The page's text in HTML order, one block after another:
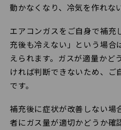
動かなくなり、冷気を作れな
エアコンガスをご自身で補充
充後も冷えない」という場合
えられます。ガスが適量かど
ければ判断できないため、ご
です。
補充後に症状が改善しない場
者にガス量が適切かどうか確